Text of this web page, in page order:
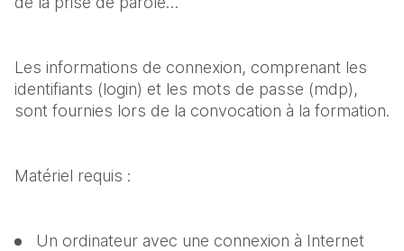
Les informations de connexion, comprenant les
identifiants (login) et les mots de passe (mdp),
sont fournies lors de la convocation à la formation.
Matériel requis :
Un ordinateur avec une connexion à Internet